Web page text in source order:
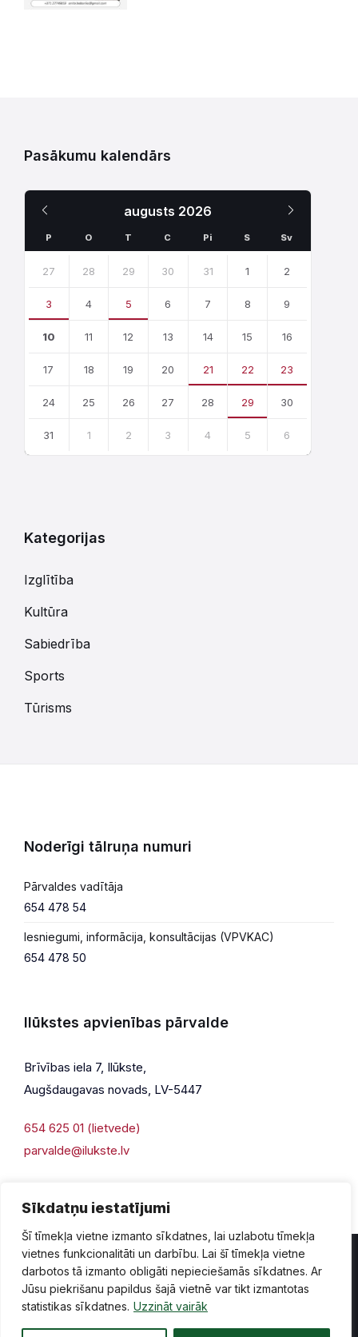
Sīkdatņu iestatījumi
Šī tīmekļa vietne izmanto sīkdatnes, lai uzlabotu tīmekļa
vietnes funkcionalitāti un darbību. Lai šī tīmekļa vietne
darbotos tā izmanto obligāti nepieciešamās sīkdatnes. Ar
Jūsu piekrišanu papildus šajā vietnē var tikt izmantotas
statistikas sīkdatnes. Uzzināt vairāk
Pasākumu kalendārs
augusts 2026
Mēnesis
P O T C Pi S Sv
calendar
27 28 29 30 31 1 2
3 4 5 6 7 8 9
10 11 12 13 14 15 16
17 18 19 20 21 22 23
24 25 26 27 28 29 30
31 1 2 3 4 5 6
Kategorijas
Izglītība
Kultūra
Sabiedrība
Sports
Tūrisms
Noderīgi tālruņa numuri
Pārvaldes vadītāja
654 478 54
Iesniegumi, informācija, konsultācijas (VPVKAC)
654 478 50
Ilūkstes apvienības pārvalde
Brīvības iela 7, Ilūkste,
Augšdaugavas novads, LV-5447
654 625 01 (lietvede)
parvalde@ilukste.lv
Privātuma politika Piekļūstamība
Lapas karte